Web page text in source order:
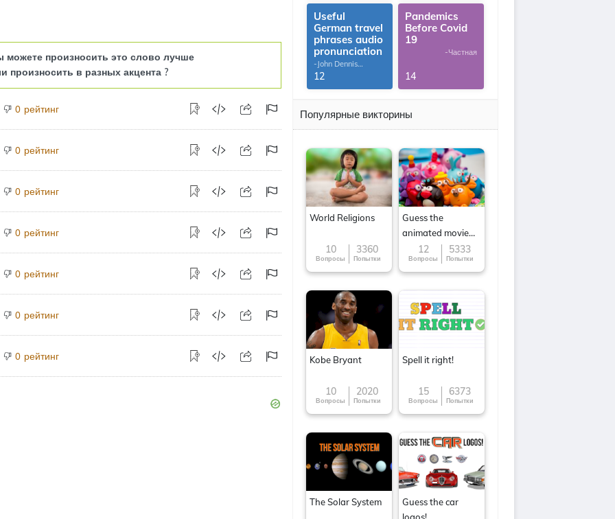
можете произносить это слово лучше
произносить в разных акцента ?
0 рейтинг
0 рейтинг
0 рейтинг
0 рейтинг
0 рейтинг
0 рейтинг
0 рейтинг
Useful
German travel
phrases audio
pronunciation
-John Dennis
G.Thomas
12
Pandemics
Before Covid
19
-Частная
14
Популярные викторины
World Religions
10
Вопросы
3360
Попытки
Guess the
animated movie
character
12
Вопросы
5333
Попытки
Kobe Bryant
10
Вопросы
2020
Попытки
Spell it right!
15
Вопросы
6373
Попытки
The Solar System
Guess the car